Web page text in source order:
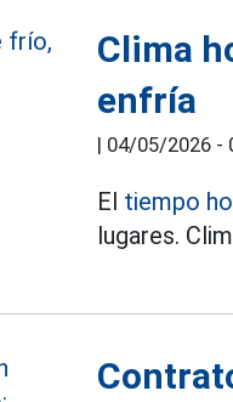
Clima
enfría
| 04/05/2026 -
El tiempo
lugares.